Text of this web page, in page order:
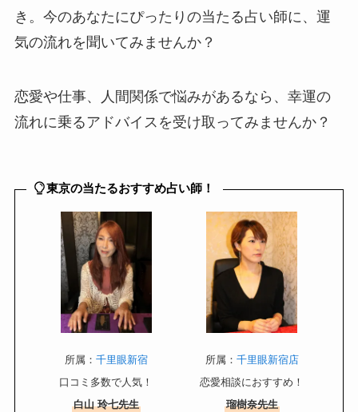
き。今のあなたにぴったりの当たる占い師に、運
気の流れを聞いてみませんか？
恋愛や仕事、人間関係で悩みがあるなら、幸運の
流れに乗るアドバイスを受け取ってみませんか？
東京の当たるおすすめ占い師！
所属： 千里眼新宿
口コミ多数で人気！
白山 玲七先生
所属： 千里眼新宿店
恋愛相談におすすめ！
瑠樹奈先生